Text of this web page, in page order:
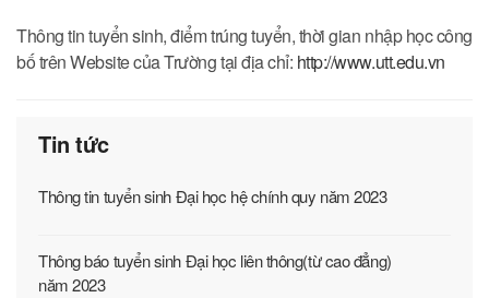
Thông tin tuyển sinh, điểm trúng tuyển, thời gian nhập học công
bố trên Website của Trường tại địa chỉ: http://www.utt.edu.vn
Tin tức
Thông tin tuyển sinh Đại học hệ chính quy năm 2023
Thông báo tuyển sinh Đại học liên thông(từ cao đẳng)
năm 2023